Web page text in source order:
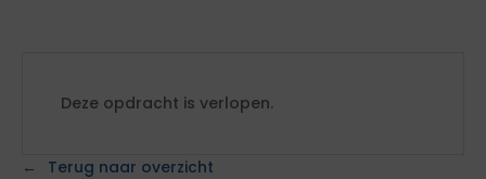
Deze opdracht is verlopen.
Terug naar overzicht